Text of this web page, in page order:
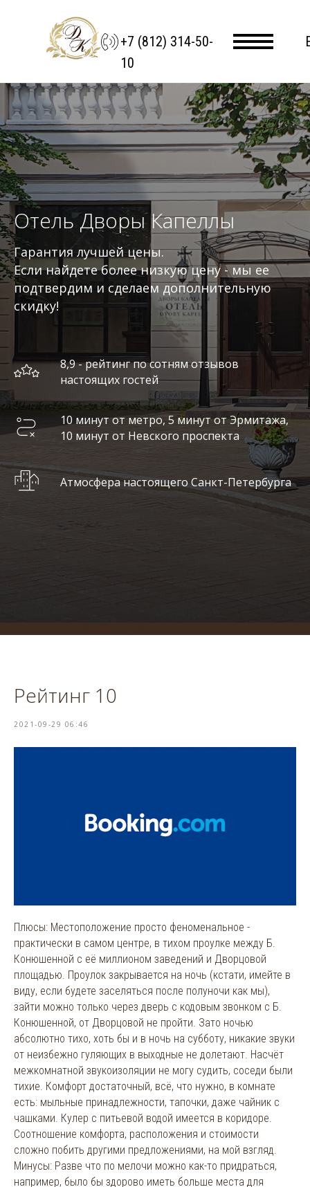
+7 (812) 314-50-
10
Отель Дворы Капеллы
Гарантия лучшей цены.
Если найдете более низкую цену - мы ее
подтвердим и сделаем дополнительную
скидку!
8,9 - рейтинг по сотням отзывов
настоящих гостей
10 минут от метро, 5 минут от Эрмитажа,
10 минут от Невского проспекта
Атмосфера настоящего Санкт-Петербурга
Рейтинг 10
2021-09-29 06:46
Плюсы: Местоположение просто феноменальное -
практически в самом центре, в тихом проулке между Б.
Конюшенной с её миллионом заведений и Дворцовой
площадью. Проулок закрывается на ночь (кстати, имейте в
виду, если будете заселяться после полуночи как мы),
зайти можно только через дверь с кодовым звонком с Б.
Конюшенной, от Дворцовой не пройти. Зато ночью
абсолютно тихо, хоть бы и в ночь на субботу, никакие звуки
от неизбежно гуляющих в выходные не долетают. Насчёт
межкомнатной звукоизоляции не могу судить, соседи были
тихие. Комфорт достаточный, всё, что нужно, в комнате
есть: мыльные принадлежности, тапочки, даже чайник с
чашками. Кулер с питьевой водой имеется в коридоре.
Соотношение комфорта, расположения и стоимости
сложно побить другими предложениями, на мой взгляд.
Минусы: Разве что по мелочи можно как-то придраться,
например, было бы здорово иметь больше места для